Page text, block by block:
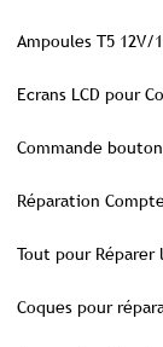
Ampoules T5 12V/
Ecrans LCD pour
Commande
Réparation
Tout pour Réparer
Coques pour